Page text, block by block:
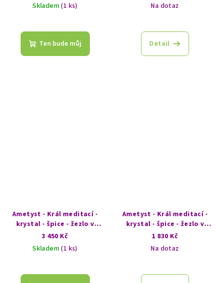
Skladem(1 ks)
Ten bude můj
Na dotaz
Detail
Ametyst - Král meditací -
krystal - špice - žezlo v
EXTRA kvalitě
3 450 Kč
Skladem(1 ks)
Ametyst - Král meditací -
krystal - špice - žezlo v
EXTRA kvalitě
1 830 Kč
Na dotaz